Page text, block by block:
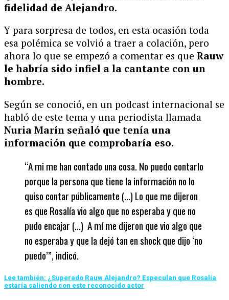
fidelidad de Alejandro.
Y para sorpresa de todos, en esta ocasión toda
esa polémica se volvió a traer a colación, pero
ahora lo que se empezó a comentar es que Rauw
le habría sido infiel a la cantante con un
hombre.
Según se conoció, en un podcast internacional se
habló de este tema y una periodista llamada
Nuria Marín señaló que tenía una
información que comprobaría eso.
“A mi me han contado una cosa. No puedo contarlo
porque la persona que tiene la información no lo
quiso contar públicamente (…) Lo que me dijeron
es que Rosalía vio algo que no esperaba y que no
pudo encajar (…) A mí me dijeron que vio algo que
no esperaba y que la dejó tan en shock que dijo ‘no
puedo’”, indicó.
Lee también: ¿Superado Rauw Alejandro? Especulan que Rosalía
estaría saliendo con este reconocido actor